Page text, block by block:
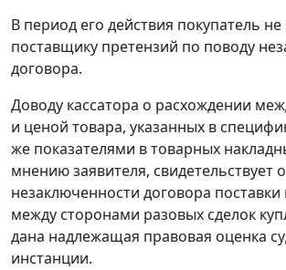
В период его действия покупатель
поставщику претензий по поводу
договора.
Доводу кассатора о расхождении
и ценой товара, указанных в
же показателями в товарных
мнению заявителя, свидетельствует о
незаключенности договора
между сторонами разовых сделок
дана надлежащая правовая оценка
инстанции.